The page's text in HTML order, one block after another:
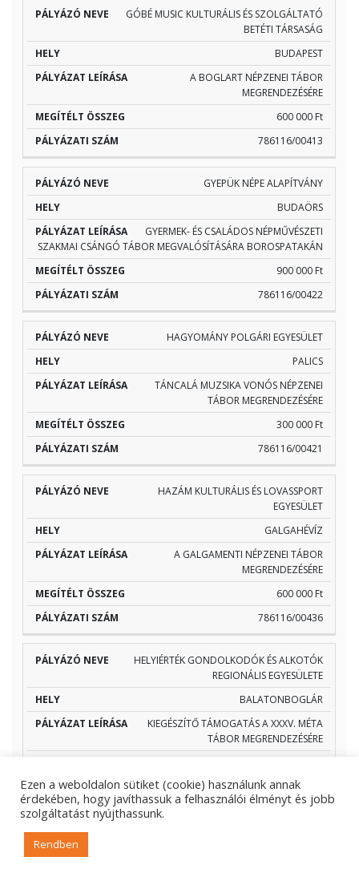
GÓBÉ MUSIC KULTURÁLIS ÉS SZOLGÁLTATÓ
BETÉTI TÁRSASÁG
BUDAPEST
A BOGLART NÉPZENEI TÁBOR
MEGRENDEZÉSÉRE
600 000 Ft
786116/00413
GYEPÜK NÉPE ALAPÍTVÁNY
BUDAÖRS
GYERMEK- ÉS CSALÁDOS NÉPMŰVÉSZETI
SZAKMAI CSÁNGÓ TÁBOR MEGVALÓSÍTÁSÁRA BOROSPATAKÁN
900 000 Ft
786116/00422
HAGYOMÁNY POLGÁRI EGYESÜLET
PALICS
TÁNCALÁ MUZSIKA VONÓS NÉPZENEI
TÁBOR MEGRENDEZÉSÉRE
300 000 Ft
786116/00421
HAZÁM KULTURÁLIS ÉS LOVASSPORT
EGYESÜLET
GALGAHÉVÍZ
A GALGAMENTI NÉPZENEI TÁBOR
MEGRENDEZÉSÉRE
600 000 Ft
786116/00436
HELYIÉRTÉK GONDOLKODÓK ÉS ALKOTÓK
REGIONÁLIS EGYESÜLETE
BALATONBOGLÁR
KIEGÉSZÍTŐ TÁMOGATÁS A XXXV. MÉTA
TÁBOR MEGRENDEZÉSÉRE
786116/00420
Ezen a weboldalon sütiket (cookie) használunk annak
érdekében, hogy javíthassuk a felhasználói élményt és jobb
szolgáltatást nyújthassunk.
Rendben